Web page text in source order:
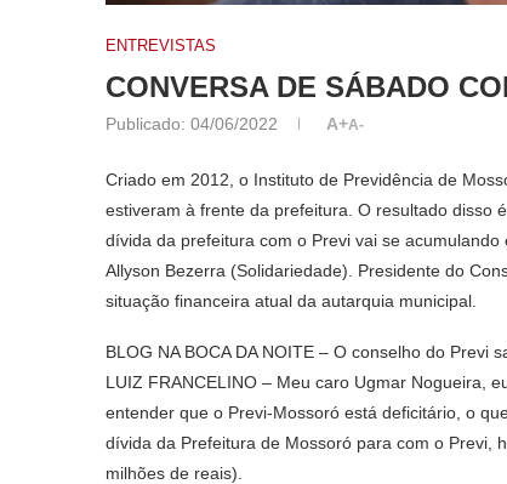
ENTREVISTAS
CONVERSA DE SÁBADO
Publicado: 04/06/2022 A+A-
Criado em 2012, o Instituto de Previdência de
estiveram à frente da prefeitura. O resultado disso
dívida da prefeitura com o Previ vai se
Allyson Bezerra (Solidariedade). Presidente do
situação financeira atual da autarquia municipal.
BLOG NA BOCA DA NOITE – O conselho do Previ
LUIZ FRANCELINO – Meu caro Ugmar Nogueira,
entender que o Previ-Mossoró está deficitário, o
dívida da Prefeitura de Mossoró para com o Previ,
milhões de reais).